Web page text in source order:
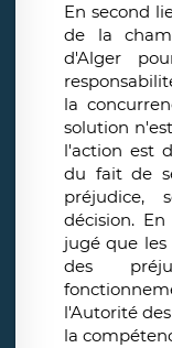
En second
de la
d'Alger
la
solution
l'action est
du fait de
préjudice,
décision.
jugé que
des
l'Autorité
la